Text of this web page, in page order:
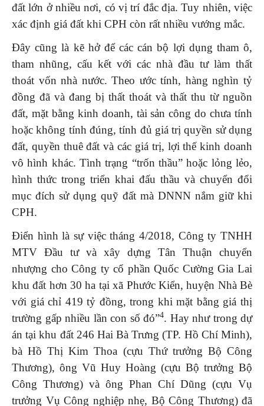
đất lớn ở nhiều nơi, có vị trí đắc địa. Tuy nhiên, việc
xác định giá đất khi CPH còn rất nhiều vướng mắc.
Đây cũng là kẽ hở để các cán bộ lợi dụng tham ô,
tham nhũng, cấu kết với các nhà đầu tư làm thất
thoát vốn nhà nước. Theo ước tính, hàng nghìn tỷ
đồng đã và đang bị thất thoát và thất thu từ nguồn
đất, mặt bằng kinh doanh, tài sản công do chưa tính
hoặc không tính đúng, tính đủ giá trị quyền sử dụng
đất, quyền thuê đất và các giá trị, lợi thế kinh doanh
vô hình khác. Tình trạng “trốn thầu” hoặc lỏng lẻo,
hình thức trong triển khai đấu thầu và chuyển đổi
mục đích sử dụng quỹ đất mà DNNN nắm giữ khi
CPH.
Điển hình là sự việc tháng 4/2018, Công ty TNHH
MTV Đầu tư và xây dựng Tân Thuận chuyển
nhượng cho Công ty cổ phần Quốc Cường Gia Lai
khu đất hơn 30 ha tại xã Phước Kiển, huyện Nhà Bè
với giá chỉ 419 tỷ đồng, trong khi mặt bằng giá thị
trường gấp nhiều lần con số đó”4. Hay như trong dự
án tại khu đất 246 Hai Bà Trưng (TP. Hồ Chí Minh),
bà Hồ Thị Kim Thoa (cựu Thứ trưởng Bộ Công
Thương), ông Vũ Huy Hoàng (cựu Bộ trưởng Bộ
Công Thương) và ông Phan Chí Dũng (cựu Vụ
trưởng Vụ Công nghiệp nhẹ, Bộ Công Thương) đã